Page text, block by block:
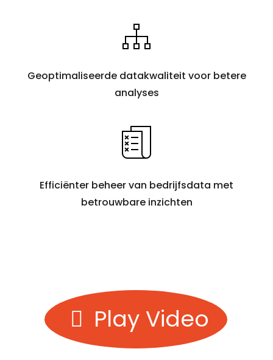
Geoptimaliseerde datakwaliteit voor betere
analyses
Efficiënter beheer van bedrijfsdata met
betrouwbare inzichten
Play Video